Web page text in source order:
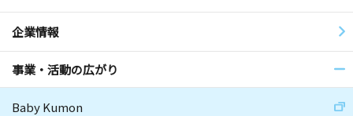
企業情報
事業・活動の広がり
Baby Kumon